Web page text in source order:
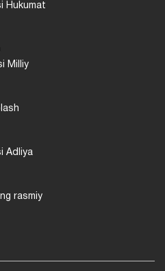
Hukumat
Milliy
Adliya
rasmiy